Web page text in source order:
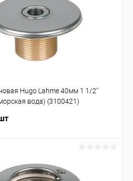
Hugo Lahme 40мм 1 1/2"
вода) (3100421)